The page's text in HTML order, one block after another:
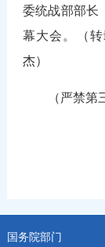
委统战部部长
幕大会。
（
杰）
（严禁第
国务院部门